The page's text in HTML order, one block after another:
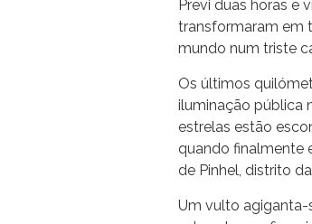
Previ duas horas e
transformaram em
mundo num triste
Os últimos
iluminação pública
estrelas estão
quando finalmente
de Pinhel, distrito
Um vulto agiganta-